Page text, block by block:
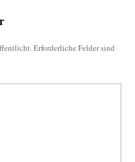
Erforderliche Felder sind